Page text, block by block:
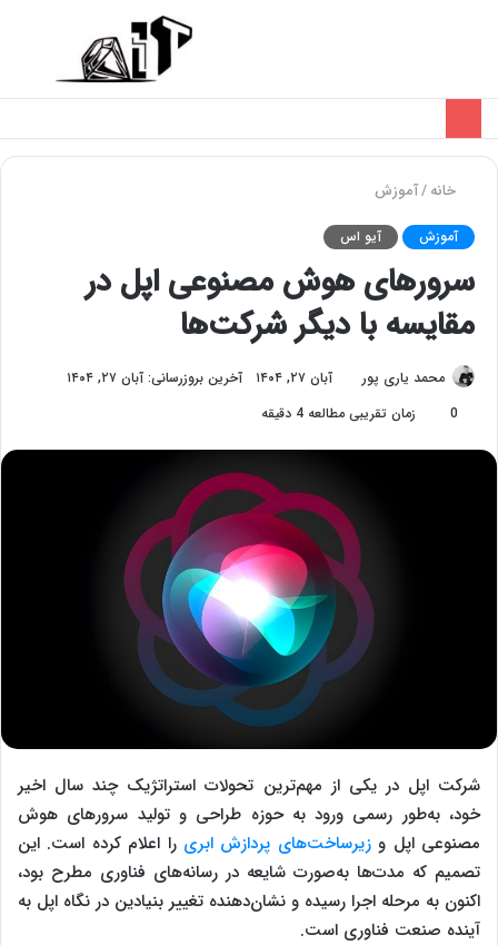
خانه/آموزش
آموزش آیو اس
سرورهای هوش مصنوعی اپل در
مقایسه با دیگر شرکت‌ها
محمد یاری پور آبان ۲۷, ۱۴۰۴
آخرین بروزرسانی: آبان ۲۷, ۱۴۰۴
0
زمان تقریبی مطالعه 4 دقیقه
شرکت اپل در یکی از مهم‌ترین تحولات استراتژیک چند سال اخیر
خود، به‌طور رسمی ورود به حوزه طراحی و تولید سرورهای هوش
مصنوعی اپل وزیرساخت‌های پردازش ابری را اعلام کرده است. این
تصمیم که مدت‌ها به‌صورت شایعه در رسانه‌های فناوری مطرح بود،
اکنون به مرحله اجرا رسیده و نشان‌دهنده تغییر بنیادین در نگاه اپل به
آینده صنعت فناوری است.